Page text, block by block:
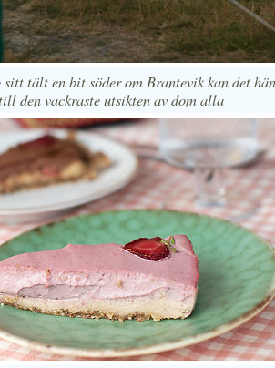
sitt tält en bit söder om Brantevik kan det
den vackraste utsikten av dom alla